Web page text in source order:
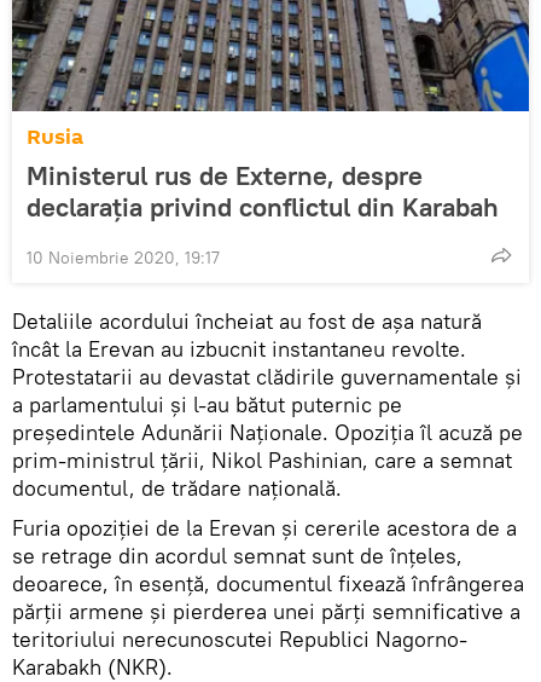
Rusia
Ministerul rus de Externe, despre
declarația privind conflictul din Karabah
10 Noiembrie 2020, 19:17
Detaliile acordului încheiat au fost de așa natură
încât la Erevan au izbucnit instantaneu revolte.
Protestatarii au devastat clădirile guvernamentale și
a parlamentului și l-au bătut puternic pe
președintele Adunării Naționale. Opoziția îl acuză pe
prim-ministrul țării, Nikol Pashinian, care a semnat
documentul, de trădare națională.
Furia opoziției de la Erevan și cererile acestora de a
se retrage din acordul semnat sunt de înțeles,
deoarece, în esență, documentul fixează înfrângerea
părții armene și pierderea unei părți semnificative a
teritoriului nerecunoscutei Republici Nagorno-
Karabakh (NKR).